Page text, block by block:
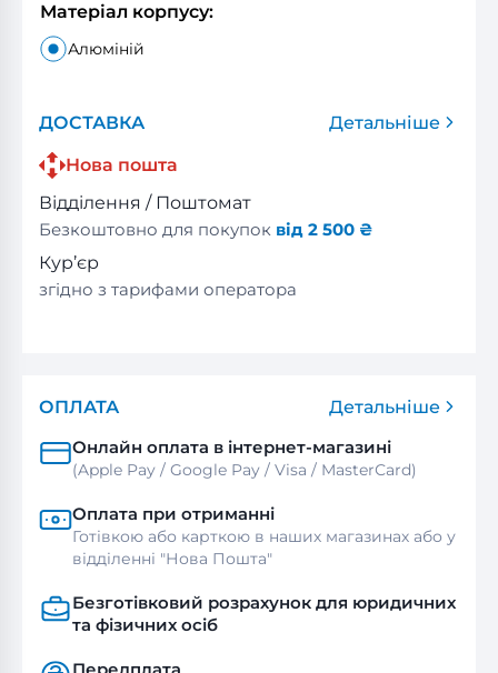
Матеріал корпусу:
Алюміній
ДОСТАВКА
Детальніше
Нова пошта
Відділення / Поштомат
Безкоштовно для покупок від 2 500 ₴
Кур’єр
згідно з тарифами оператора
ОПЛАТА
Детальніше
Онлайн оплата в інтернет-магазині
(Apple Pay / Google Pay / Visa / MasterСard)
Оплата при отриманні
Готівкою або карткою в наших магазинах або у
відділенні "Нова Пошта"
Безготівковий розрахунок для юридичних
та фізичних осіб